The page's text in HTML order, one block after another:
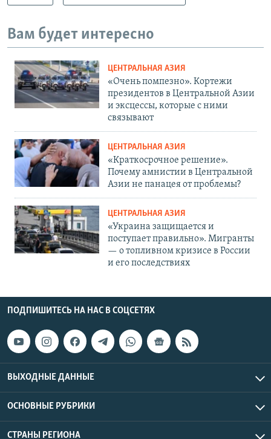
Вам будет интересно
ЦЕНТРАЛЬНАЯ АЗИЯ
«Очень помпезно». Кортежи
президентов в Центральной Азии
и эксцессы, которые с ними
связывают
ЦЕНТРАЛЬНАЯ АЗИЯ
«Краткосрочное решение».
Почему амнистии в Центральной
Азии не панацея от проблемы?
ЦЕНТРАЛЬНАЯ АЗИЯ
«Украина защищается и
поступает правильно». Мигранты
— о топливном кризисе в России
и его последствиях
ПОДПИШИТЕСЬ НА НАС В СОЦСЕТЯХ
ВЫХОДНЫЕ ДАННЫЕ
ОСНОВНЫЕ РУБРИКИ
СТРАНЫ РЕГИОНА